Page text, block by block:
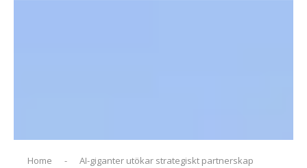
Home - AI-giganter utökar strategiskt partnerskap